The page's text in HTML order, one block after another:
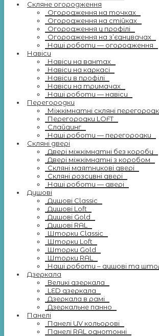
Скляне огородження
Огородження на точках
Огородження на стійках
Огородження у профілі
Огородження на з’єднувачах
Наші роботи — огородження
Навіси
Навіси на вантах
Навіси на каркасі
Навіси в профілі
Навіси на тримачах
Наші роботи — навіси
Перегородки
Міжкімнатні скляні
Перегородки LOFT
Слайдинг
Наші роботи — перегородки
Скляні двері
Двері міжкімнатні без коробу
Двері міжкімнатні з коробом
Скляні маятникові двері
Скляні розсувні двері
Наші роботи — двері
Душові
Душові Classic
Душові Loft
Душові Gold
Душові RAL
Шторки Classic
Шторки Loft
Шторки Gold
Шторки RAL
Наші роботи – душові та
Дзеркала
Великі дзеркала
LED дзеркала
Дзеркала в рамі
Дзеркальне панно
Панелі
Панелі UV кольорові
Панелі RAL однотонні